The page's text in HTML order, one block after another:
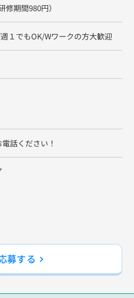
修期間980円）
１でもOK/Wワークの方大歓迎
話ください！
募する